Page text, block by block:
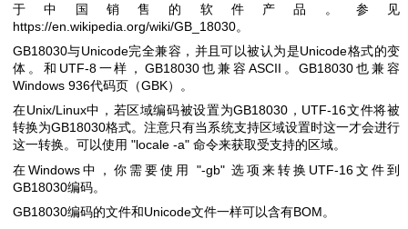
于中国销售的软件产品。参见
https://en.wikipedia.org/wiki/GB_18030。
GB18030与Unicode完全兼容，并且可以被认为是Unicode格式的变
体。和UTF-8一样，GB18030也兼容ASCII。GB18030也兼容
Windows 936代码页（GBK）。
在Unix/Linux中，若区域编码被设置为GB18030，UTF-16文件将被
转换为GB18030格式。注意只有当系统支持区域设置时这一才会进行
这一转换。可以使用 "locale -a" 命令来获取受支持的区域。
在Windows中，你需要使用"-gb" 选项来转换UTF-16文件到
GB18030编码。
GB18030编码的文件和Unicode文件一样可以含有BOM。